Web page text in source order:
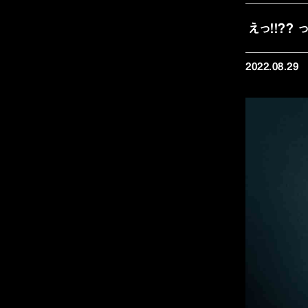
えっ!!??
2022.08.29